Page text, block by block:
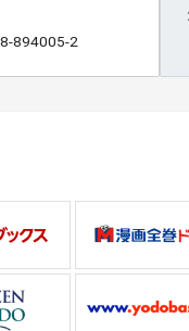
894005-2